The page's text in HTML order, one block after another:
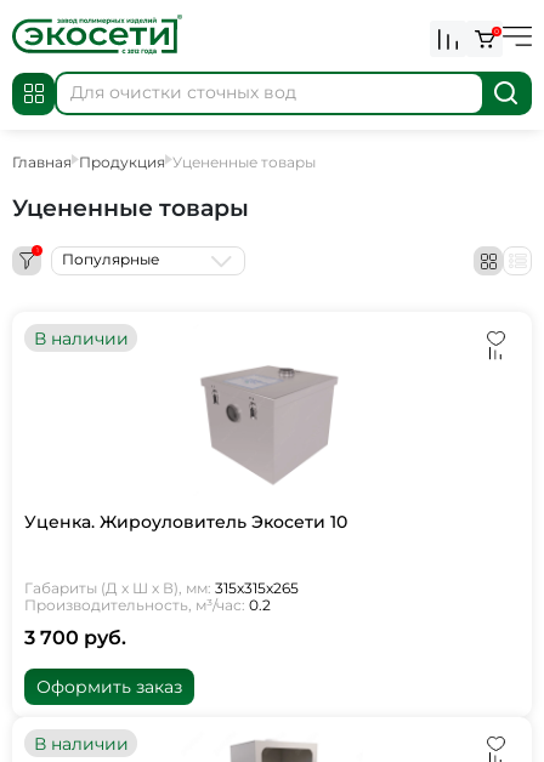
0
Главная Продукция Уцененные товары
Уцененные товары
1 Популярные
В наличии
Уценка. Жироуловитель Экосети 10
Габариты (Д х Ш х В), мм: 315х315х265
Производительность, м³/час: 0.2
3 700 руб.
Оформить заказ
В наличии